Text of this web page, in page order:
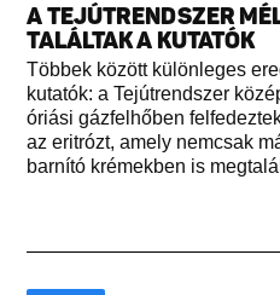
A TEJÚTRENDSZER
TALÁLTAK A KUTATÓK
Többek között különleges
kutatók: a Tejútrendszer
óriási gázfelhőben
az eritrózt, amely nemcsak
barnító krémekben is